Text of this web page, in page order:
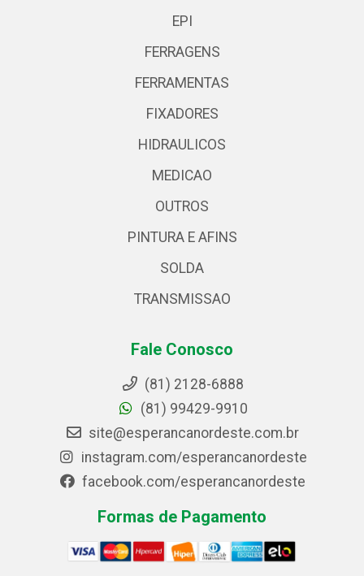
EPI
FERRAGENS
FERRAMENTAS
FIXADORES
HIDRAULICOS
MEDICAO
OUTROS
PINTURA E AFINS
SOLDA
TRANSMISSAO
Fale Conosco
(81) 2128-6888
(81) 99429-9910
site@esperancanordeste.com.br
instagram.com/esperancanordeste
facebook.com/esperancanordeste
Formas de Pagamento